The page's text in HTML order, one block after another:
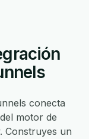
conecta
motor de
Construyes un